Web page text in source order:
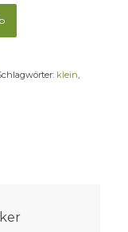
klein,